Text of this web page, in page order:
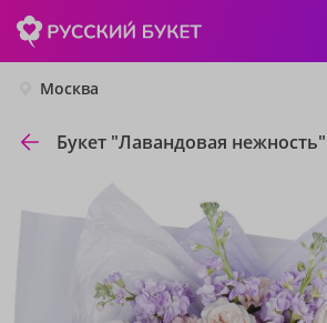
Москва
Букет "Лавандовая нежность"